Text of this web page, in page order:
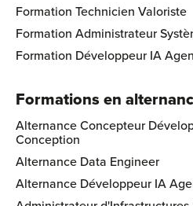
Formation Technicien Valoriste
Formation Administrateur
Formation Développeur IA
Formations en
Alternance Concepteur
Conception
Alternance Data Engineer
Alternance Développeur IA